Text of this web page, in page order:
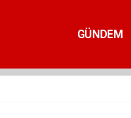
GÜNDEM